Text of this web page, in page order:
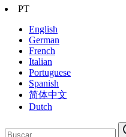
PT
English
German
French
Italian
Portuguese
Spanish
简体中文
Dutch